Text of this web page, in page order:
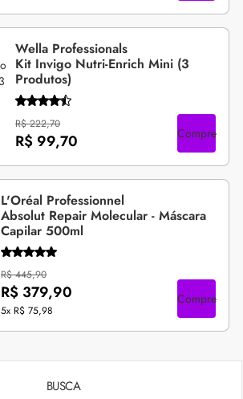
Wella Professionals
Kit Invigo Nutri-Enrich Mini (3
Produtos)
R$ 222,70
R$ 99,70 Compre
L'Oréal Professionnel
Absolut Repair Molecular - Máscara
Capilar 500ml
R$ 445,90
R$ 379,90
5x R$ 75,98
Compre
BUSCA